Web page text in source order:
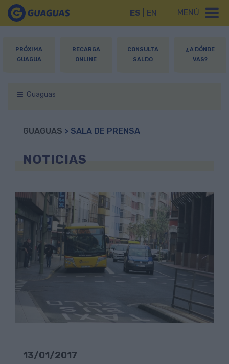
MENÚ
ES EN
PRÓXIMA
GUAGUA
RECARGA
ONLINE
CONSULTA
SALDO
¿A DÓNDE
VAS?
Guaguas
GUAGUAS > SALA DE PRENSA
NOTICIAS
13/01/2017